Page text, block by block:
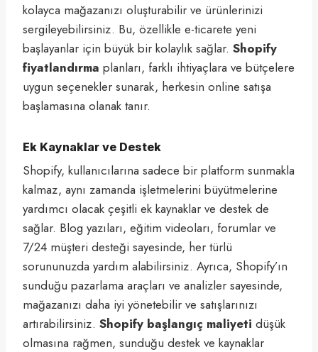
kolayca mağazanızı oluşturabilir ve ürünlerinizi
sergileyebilirsiniz. Bu, özellikle e-ticarete yeni
başlayanlar için büyük bir kolaylık sağlar. Shopify
fiyatlandırma planları, farklı ihtiyaçlara ve bütçelere
uygun seçenekler sunarak, herkesin online satışa
başlamasına olanak tanır.
Ek Kaynaklar ve Destek
Shopify, kullanıcılarına sadece bir platform sunmakla
kalmaz, aynı zamanda işletmelerini büyütmelerine
yardımcı olacak çeşitli ek kaynaklar ve destek de
sağlar. Blog yazıları, eğitim videoları, forumlar ve
7/24 müşteri desteği sayesinde, her türlü
sorununuzda yardım alabilirsiniz. Ayrıca, Shopify’ın
sunduğu pazarlama araçları ve analizler sayesinde,
mağazanızı daha iyi yönetebilir ve satışlarınızı
artırabilirsiniz. Shopify başlangıç maliyeti düşük
olmasına rağmen, sunduğu destek ve kaynaklar